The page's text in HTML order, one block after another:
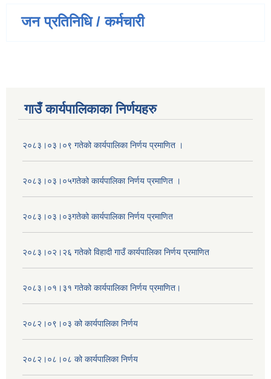
जन प्रतिनिधि / कर्मचारी
गाउँ कार्यपालिकाका निर्णयहरु
२०८३।०३।०९ गतेको कार्यपालिका निर्णय प्रमाणित ।
२०८३।०३।०५गतेको कार्यपालिका निर्णय प्रमाणित ।
२०८३।०३।०३गतेको कार्यपालिका निर्णय प्रमाणित
२०८३।०२।२६ गतेको विहादी गाउँ कार्यपालिका निर्णय प्रमाणित
२०८३।०१।३१ गतेको कार्यपालिका निर्णय प्रमाणित।
२०८२।०९।०३ को कार्यपालिका निर्णय
२०८२।०८।०८ को कार्यपालिका निर्णय